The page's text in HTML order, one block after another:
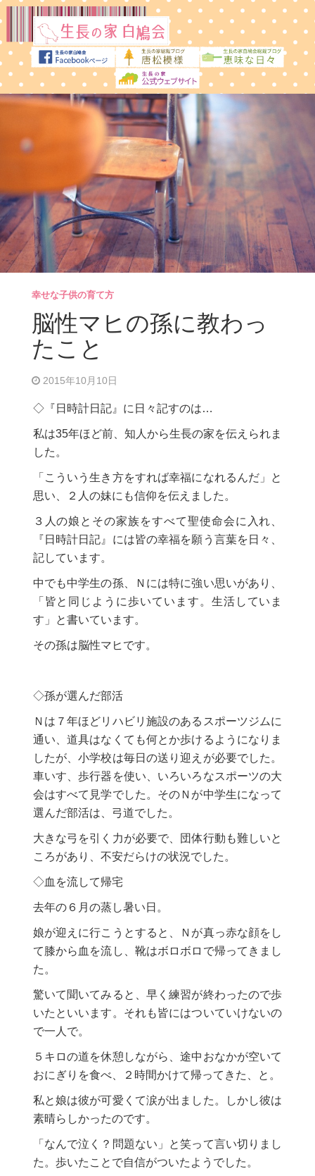
幸せな子供の育て方
脳性マヒの孫に教わっ
たこと
2015年10月10日
◇『日時計日記』に日々記すのは…
私は35年ほど前、知人から生長の家を伝えられま
した。
「こういう生き方をすれば幸福になれるんだ」と
思い、２人の妹にも信仰を伝えました。
３人の娘とその家族をすべて聖使命会に入れ、
『日時計日記』には皆の幸福を願う言葉を日々、
記しています。
中でも中学生の孫、Ｎには特に強い思いがあり、
「皆と同じように歩いています。生活していま
す」と書いています。
その孫は脳性マヒです。
◇孫が選んだ部活
Ｎは７年ほどリハビリ施設のあるスポーツジムに
通い、道具はなくても何とか歩けるようになりま
したが、小学校は毎日の送り迎えが必要でした。
車いす、歩行器を使い、いろいろなスポーツの大
会はすべて見学でした。そのＮが中学生になって
選んだ部活は、弓道でした。
大きな弓を引く力が必要で、団体行動も難しいと
ころがあり、不安だらけの状況でした。
◇血を流して帰宅
去年の６月の蒸し暑い日。
娘が迎えに行こうとすると、Ｎが真っ赤な顔をし
て膝から血を流し、靴はボロボロで帰ってきまし
た。
驚いて聞いてみると、早く練習が終わったので歩
いたといいます。それも皆にはついていけないの
で一人で。
５キロの道を休憩しながら、途中おなかが空いて
おにぎりを食べ、２時間かけて帰ってきた、と。
私と娘は彼が可愛くて涙が出ました。しかし彼は
素晴らしかったのです。
「なんで泣く？問題ない」と笑って言い切りまし
た。歩いたことで自信がついたようでした。